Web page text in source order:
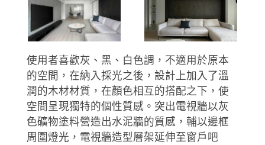
使用者喜歡灰、黑、白色調，不適用於原本
的空間，在納入採光之後，設計上加入了溫
潤的木材材質，在顏色相互的搭配之下，使
空間呈現獨特的個性質感。突出電視牆以灰
色礦物塗料營造出水泥牆的質感，輔以邊框
周圍燈光，電視牆造型層架延伸至窗戶吧